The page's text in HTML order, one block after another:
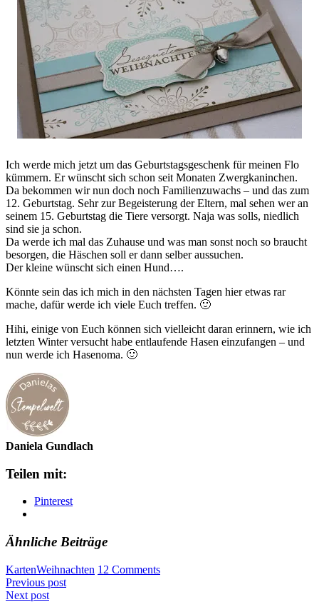
Ich werde mich jetzt um das Geburtstagsgeschenk für meinen Flo
kümmern. Er wünscht sich schon seit Monaten Zwergkaninchen.
Da bekommen wir nun doch noch Familienzuwachs – und das zum
12. Geburtstag. Sehr zur Begeisterung der Eltern, mal sehen wer an
seinem 15. Geburtstag die Tiere versorgt. Naja was solls, niedlich
sind sie ja schon.
Da werde ich mal das Zuhause und was man sonst noch so braucht
besorgen, die Häschen soll er dann selber aussuchen.
Der kleine wünscht sich einen Hund….
Könnte sein das ich mich in den nächsten Tagen hier etwas rar
mache, dafür werde ich viele Euch treffen. 🙂
Hihi, einige von Euch können sich vielleicht daran erinnern, wie ich
letzten Winter versucht habe entlaufende Hasen einzufangen – und
nun werde ich Hasenoma. 🙂
Daniela Gundlach
Teilen mit:
Pinterest
Ähnliche Beiträge
KartenWeihnachten 12 Comments
Previous post
Next post